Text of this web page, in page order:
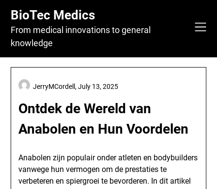
content
BioTec Medics
From medical innovations to general
knowledge
Ontdek de Wereld van
Anabolen en Hun Voordelen
JerryMCordell,July 13, 2025
Anabolen zijn populair onder atleten en bodybuilders
vanwege hun vermogen om de prestaties te
verbeteren en spiergroei te bevorderen. In dit artikel